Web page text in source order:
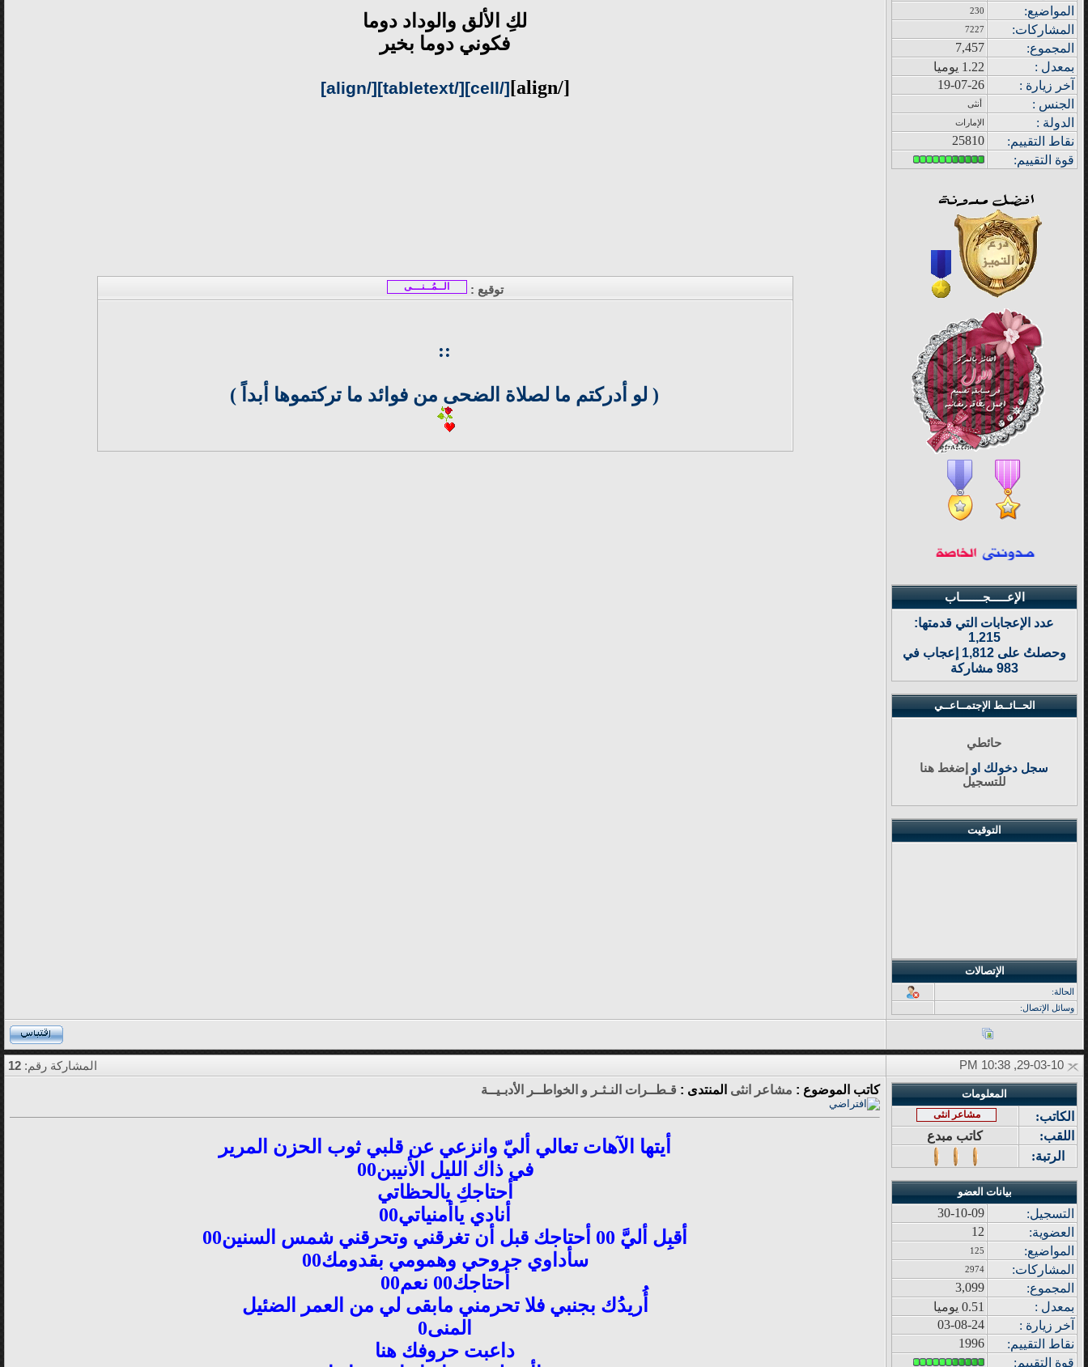
المواضيع:
230
المشاركات:
7227
المجموع:
7,457
بمعدل :
1.22 يوميا
خر زيار ة :
19-07-26
الجنس :
أنثى
الدولة : الإمارات
نقاط التقييم:
25810
قوة التقييم:
الإعـــــجـــــــاب
عدد الإعجابات التي قدمتها:
1,215
وحصلتُ على 1,812 إعجاب في
983 مشاركة
الحــائــط الإجتمــاعــي
حائطي
سجل دخولك او إضغط هنا
للتسجيل
التوقيت
الإتصالات
الحالة:
وسائل الإتصال:
لكِ الألق والوداد دوما
فكوني دوما بخير
[/align]
[/cell][/tabletext][/align]
توقيع : الــمُــنـــى
::
( لو أدركتم ما لصلاة الضحى من فوائد ما تركتموها أبداً )
المشاركة رقم: 12
المعلومات
الكاتب: مشاعر انثى
اللقب:
كاتب مبدع
الرتبة:
بيانات العضو
التسجيل:
30-10-09
العضوية:
12
المواضيع:
125
المشاركات:
2974
المجموع:
3,099
بمعدل :
0.51 يوميا
خر زيار ة :
03-08-24
نقاط التقييم:
1996
قوة التقييم:
كاتب الموضوع : مشاعر انثى المنتدى : قـطــرات النـثـر و الخواطــر الأدبـيــة
أيتها الآهات تعالي أليّ وانزعي عن قلبي ثوب الحزن المرير
في ذاك الليل الأنيبن00
أحتاجكِ يالحظاتي
أنادي ياأمنياتي00
أقبِل أليَّ 00 أحتاجك قبل أن تغرقني وتحرقني شمس السنين00
سأداوي جروحي وهمومي بقدومك00
أحتاجك00 نعم00
أُريدُك بجنبي فلا تحرمني مابقى لي من العمر الضئيل
المنى0
داعبت حروفك هنا